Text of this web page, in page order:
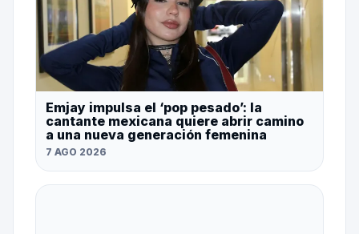
Emjay impulsa el ‘pop pesado’: la
cantante mexicana quiere abrir camino
a una nueva generación femenina
7 AGO 2026